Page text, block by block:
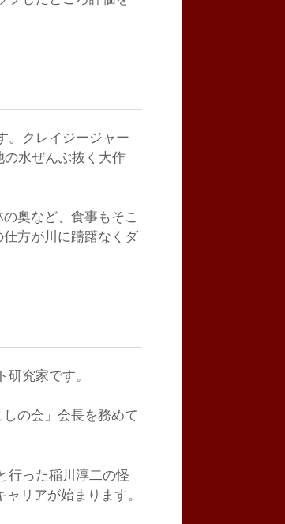
。クレイジージャー
の水ぜんぶ抜く大作
奥など、食事もそこ
方が川に躊躇なくダ
究家です。
の会」会長を務めて
行った稲川淳二の怪
リアが始まります。